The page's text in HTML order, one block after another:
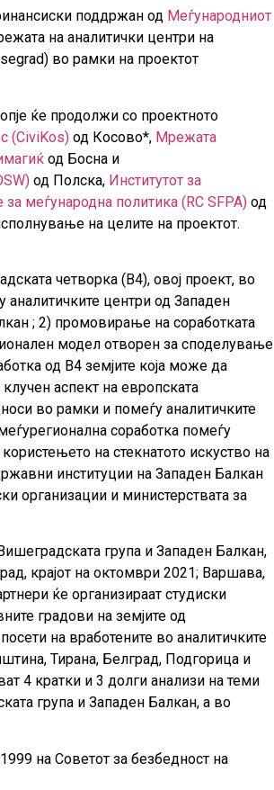
поддржан од Меѓународниот
на аналитички центри на
во рамки на проектот
ќе продолжи со проектното
(CiviKos)од Косово*, Мрежата
од Босна и
од Полска, Институтот за
меѓународна политика (RC SFPA)од
на целите на проектот.
четворка (В4), овој проект, во
аналитичките центри од Западен
; 2) промовирање на соработката
модел отворен за споделување
од В4 земјите која може да
аспект на европската
во рамки и помеѓу аналитичките
соработка помеѓу
на стекнатото искуство на
институции на Западен Балкан
организации и министерствата за
група и Западен Балкан,
крајот на октомври 2021; Варшава,
ќе организираат студиски
градови на земјите од
на вработените во аналитичките
Тирана, Белград, Подгорица и
4 кратки и 3 долги анализи на теми
група и Западен Балкан, а во
на Советот за безбедност на